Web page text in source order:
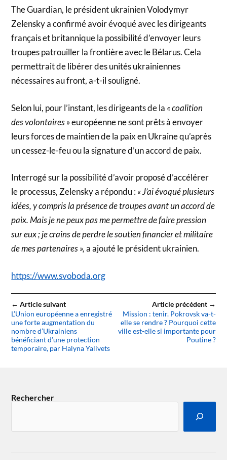
The Guardian, le président ukrainien Volodymyr
Zelensky a confirmé avoir évoqué avec les dirigeants
français et britannique la possibilité d’envoyer leurs
troupes patrouiller la frontière avec le Bélarus. Cela
permettrait de libérer des unités ukrainiennes
nécessaires au front, a-t-il souligné.
Selon lui, pour l’instant, les dirigeants de la « coalition
des volontaires »européenne ne sont prêts à envoyer
leurs forces de maintien de la paix en Ukraine qu’après
un cessez-le-feu ou la signature d’un accord de paix.
Interrogé sur la possibilité d’avoir proposé d’accélérer
le processus, Zelensky a répondu :« J’ai évoqué plusieurs
idées, y compris la présence de troupes avant un accord de
paix. Mais je ne peux pas me permettre de faire pression
sur eux ; je crains de perdre le soutien financier et militaire
de mes partenaires »,a ajouté le président ukrainien.
https://www.svoboda.org
← Article suivant
L’Union européenne a enregistré
une forte augmentation du
nombre d’Ukrainiens
bénéficiant d’une protection
temporaire, par Halyna Yalivets
Article précédent →
Mission : tenir. Pokrovsk va-t-
elle se rendre ? Pourquoi cette
ville est-elle si importante pour
Poutine ?
Rechercher